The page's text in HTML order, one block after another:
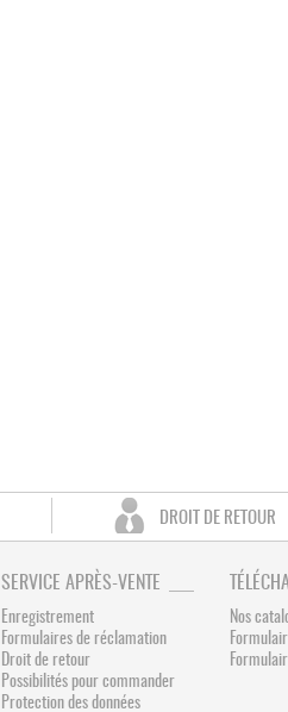
DROIT DE RETOUR
SERVICE APRÈS-VENTE
Enregistrement
Formulaires de réclamation
Droit de retour
Possibilités pour commander
Protection des données
Nos